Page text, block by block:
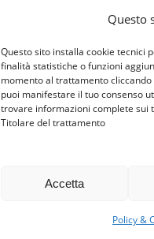
Questo
Questo sito installa cookie tecnici
finalità statistiche o funzioni
momento al trattamento cliccando
puoi manifestare il tuo consenso
trovare informazioni complete
Titolare del trattamento
Accetta
Policy &